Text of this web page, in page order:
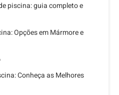
piscina: guia completo e
Opções em Mármore e
Conheça as Melhores